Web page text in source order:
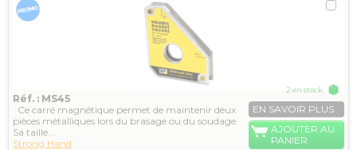
Réf. : MS45
Ce carré magnétique permet de maintenir deux
pièces métalliques lors du brasage ou du soudage.
Sa taille...
Strong Hand
2 en stock
EN SAVOIR PLUS
AJOUTER AU
PANIER